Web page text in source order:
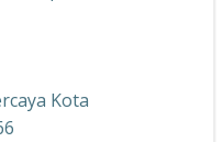
Kota